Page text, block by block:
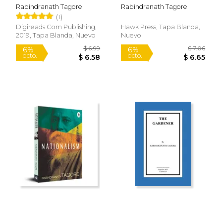
6%
dcto. $ 5.88
15%
dcto. $
Rabindranath Tagore
(1)
Digireads.Com Publishing,
2019, Tapa Blanda, Nuevo
Rabindranath Tagore
Hawk Press, Tapa Blanda,
Nuevo